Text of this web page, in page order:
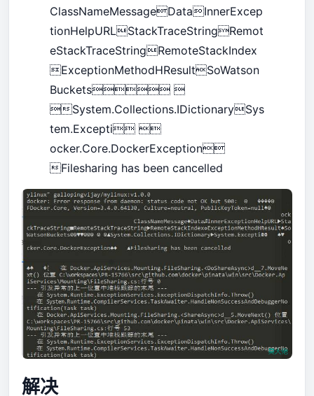
ClassNameMessageDataInnerExcep
tionHelpURLStackTraceStringRemot
eStackTraceStringRemoteStackIndex
ExceptionMethodHResultSoWatson
Buckets 
System.Collections.IDictionarySys
tem.Excepti 
ocker.Core.DockerException
Filesharing has been cancelled
解决